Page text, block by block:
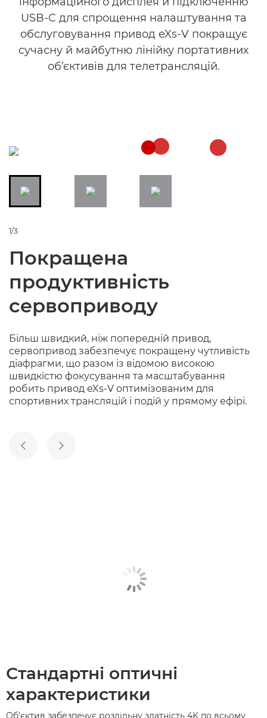
USB-C для спрощення налаштування та
обслуговування привод eXs-V покращує
сучасну й майбутню лінійку портативних
об’єктивів для телетрансляцій.
1/3
Покращена
продуктивність
сервоприводу
Більш швидкий, ніж попередній привод,
сервопривод забезпечує покращену чутливість
діафрагми, що разом із відомою високою
швидкістю фокусування та масштабування
робить привод eXs-V оптимізованим для
спортивних трансляцій і подій у прямому ефірі.
ПОПЕРЕДНІЙ СЛАЙД
НАСТУПНИЙ СЛАЙД
Стандартні оптичні
характеристики